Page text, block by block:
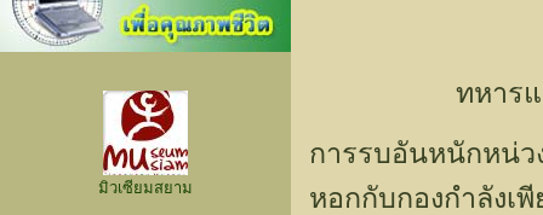
มิวเซียมสยาม
ทหาร
การรบอันหนักหน่ว
หอกกับกองกำลังเ